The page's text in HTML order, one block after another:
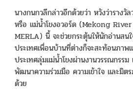
นางกนกวลีกล่าวอีกด้วยว่า หวังว่ารางวั
หรือ แม่น้ำโขงอวอร์ด (Mekong
MERLA) นี้ จะช่วยกระตุ้นให้นักอ่านสน
ประเทศเพื่อนบ้านที่ต่างก็จะสะท้อนภาพแ
ประเทศลุ่มแม่น้ำโขงผ่านงานวรรณกรร
พัฒนาความร่วมมือ ความเข้าใจ และมิต
ด้วย